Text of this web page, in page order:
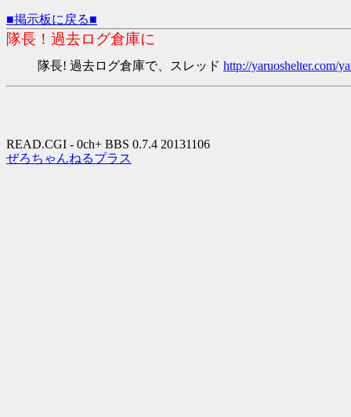
■掲示板に戻る■
隊長！過去ログ倉庫に
隊長! 過去ログ倉庫で、スレッド http://yaruoshelter.com/
READ.CGI - 0ch+ BBS 0.7.4 20131106
ぜろちゃんねるプラス